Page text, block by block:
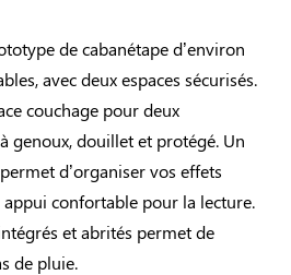
de cabanétape d’environ
avec deux espaces sécurisés.
couchage pour deux
genoux, douillet et protégé. Un
d’organiser vos effets
confortable pour la lecture.
et abrités permet de
de pluie.